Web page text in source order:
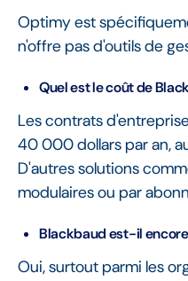
Optimy est
n'offre pas d'outils de
Quel est le coût de
Les contrats
40 000 dollars par an,
D'autres solutions
modulaires ou par
Blackbaud est-il
Oui, surtout parmi les